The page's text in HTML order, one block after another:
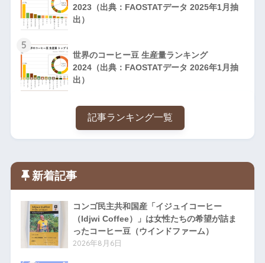
2023（出典：FAOSTATデータ 2025年1月抽
出）
5
世界のコーヒー豆 生産量ランキング
2024（出典：FAOSTATデータ 2026年1月抽
出）
記事ランキング一覧
新着記事
コンゴ民主共和国産「イジュイコーヒー
（Idjwi Coffee）」は女性たちの希望が詰ま
ったコーヒー豆（ウインドファーム）
2026年8月6日